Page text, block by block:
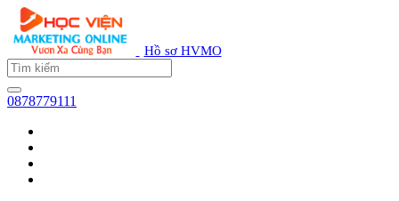
Hồ sơ HVMO
0878779111